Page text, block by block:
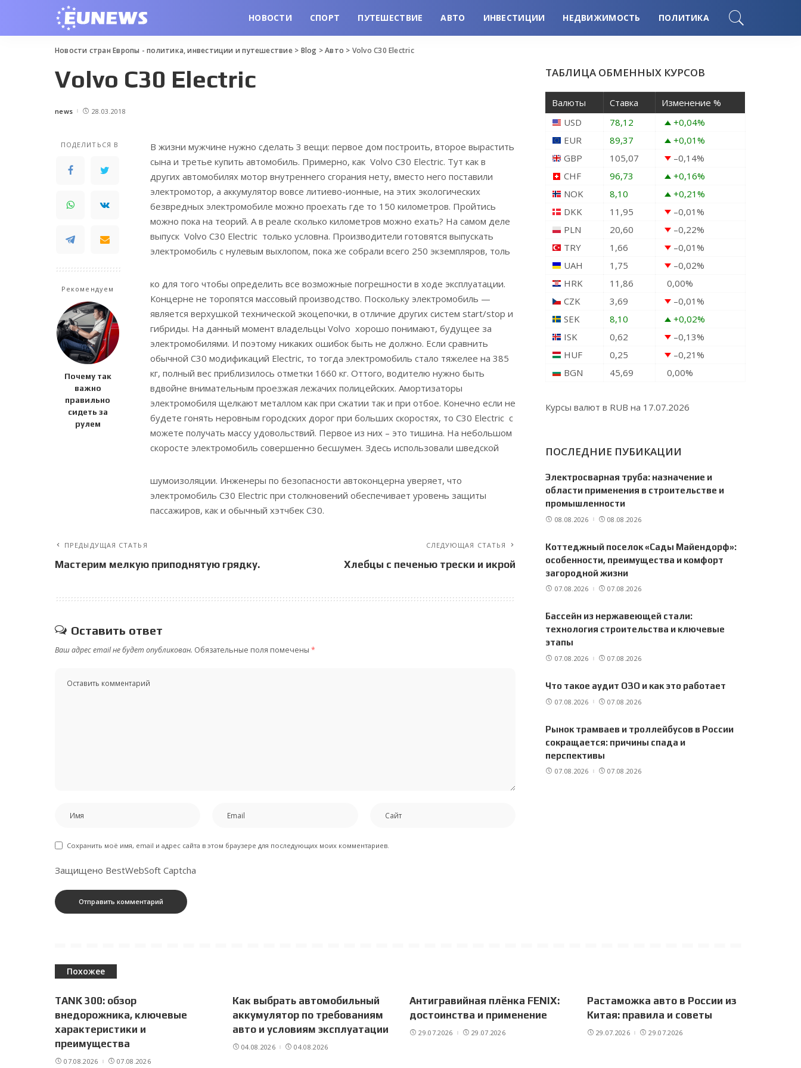
НОВОСТИ СПОРТ ПУТЕШЕСТВИЕ АВТО ИНВЕСТИЦИИ НЕДВИЖИМОСТЬ ПОЛИТИКА
Новости стран Европы - политика, инвестиции и путешествие> Blog >Авто > Volvo C30 Electric
Volvo C30 Electric
Posted
news 28.03.2018
ПОДЕЛИТЬСЯ В
Рекомендуем
Почему так
важно
правильно
сидеть за
рулем
В жизни мужчине нужно сделать 3 вещи: первое дом построить, второе вырастить
сына и третье купить автомобиль. Примерно, как Volvo C30 Electric. Тут как в
других автомобилях мотор внутреннего сгорания нету, вместо него поставили
электромотор, а аккумулятор вовсе литиево-ионные, на этих экологических
безвредных электромобиле можно проехать где то 150 километров. Пройтись
можно пока на теорий. А в реале сколько километров можно ехать? На самом деле
выпуск Volvo C30 Electric только условна. Производители готовятся выпускать
электромобиль с нулевым выхлопом, пока же собрали всего 250 экземпляров, толь
ко для того чтобы определить все возможные погрешности в ходе эксплуатации.
Концерне не торопятся массовый производство. Поскольку электромобиль —
является верхушкой технической экоцепочки, в отличие других систем start/stop и
гибриды. На данный момент владельцы Volvo хорошо понимают, будущее за
электромобилями. И поэтому никаких ошибок быть не должно. Если сравнить
обычной C30 модификаций Electric, то тогда электромобиль стало тяжелее на 385
кг, полный вес приблизилось отметки 1660 кг. Оттого, водителю нужно быть
вдвойне внимательным проезжая лежачих полицейских. Амортизаторы
электромобиля щелкают металлом как при сжатии так и при отбое. Конечно если не
будете гонять неровным городских дорог при больших скоростях, то C30 Electric с
можете получать массу удовольствий. Первое из них – это тишина. На небольшом
скоросте электромобиль совершенно бесшумен. Здесь использовали шведской
шумоизоляции. Инженеры по безопасности автоконцерна уверяет, что
электромобиль C30 Electric при столкновений обеспечивает уровень защиты
пассажиров, как и обычный хэтчбек С30.
ПРЕДЫДУЩАЯ СТАТЬЯ
Мастерим мелкую приподнятую грядку.
СЛЕДУЮЩАЯ СТАТЬЯ
Хлебцы с печенью трески и икрой
Оставить ответ
Ваш адрес email не будет опубликован. Обязательные поля помечены *
Сохранить моё имя, email и адрес сайта в этом браузере для последующих моих комментариев.
Защищено BestWebSoft Captcha
ТАБЛИЦА ОБМЕННЫХ КУРСОВ
Валюты Ставка
Изменение %
USD
78,12 +0,04%
EUR
89,37 +0,01%
GBP
105,07 –0,14%
CHF
96,73 +0,16%
NOK
8,10 +0,21%
DKK
11,95 –0,01%
PLN
20,60 –0,22%
TRY
1,66 –0,01%
UAH
1,75 –0,02%
HRK
11,86 0,00%
CZK
3,69 –0,01%
SEK
8,10 +0,02%
ISK
0,62 –0,13%
HUF
0,25 –0,21%
BGN
45,69 0,00%
Курсы валют в RUB на 17.07.2026
ПОСЛЕДНИЕ ПУБИКАЦИИ
Электросварная труба: назначение и
области применения в строительстве и
промышленности
08.08.2026 08.08.2026
Коттеджный поселок «Сады Майендорф»:
особенности, преимущества и комфорт
загородной жизни
07.08.2026 07.08.2026
Бассейн из нержавеющей стали:
технология строительства и ключевые
этапы
07.08.2026 07.08.2026
Что такое аудит ОЗО и как это работает
07.08.2026 07.08.2026
Рынок трамваев и троллейбусов в России
сокращается: причины спада и
перспективы
07.08.2026 07.08.2026
Похожее
TANK 300: обзор
внедорожника, ключевые
характеристики и
преимущества
07.08.2026 07.08.2026
Как выбрать автомобильный
аккумулятор по требованиям
авто и условиям эксплуатации
04.08.2026 04.08.2026
Антигравийная плёнка FENIX:
достоинства и применение
29.07.2026 29.07.2026
Растаможка авто в России из
Китая: правила и советы
29.07.2026 29.07.2026